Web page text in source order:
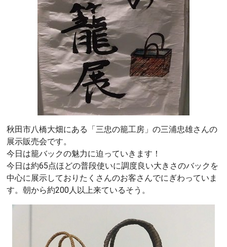
秋田市八橋大畑にある「三忠の籠工房」の三浦忠雄さんの
展示販売会です。
今日は籠バックの魅力に迫っていきます！
今日は約65点ほどの普段使いに調度良い大きさのバックを
中心に展示しておりたくさんのお客さんでにぎわっていま
す。朝から約200人以上来ているそう。